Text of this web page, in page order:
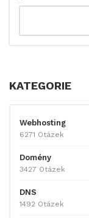
KATEGORIE
Webhosting
6271 Otázek
Domény
3427 Otázek
DNS
1492 Otázek